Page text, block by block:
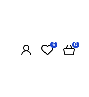
6 0